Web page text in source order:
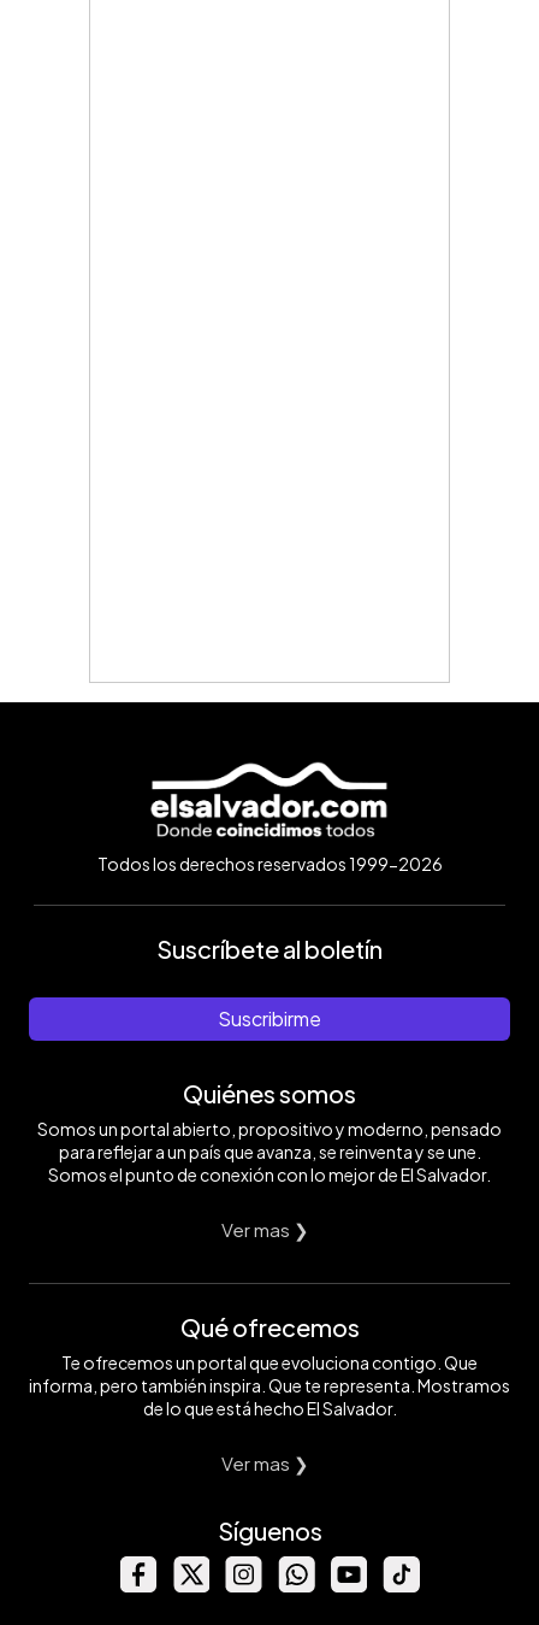
Todos los derechos reservados 1999-2026
Suscríbete al boletín
Suscribirme
Quiénes somos
Somos un portal abierto, propositivo y moderno, pensado
para reflejar a un país que avanza, se reinventa y se une.
Somos el punto de conexión con lo mejor de El Salvador.
Ver mas ❯
Qué ofrecemos
Te ofrecemos un portal que evoluciona contigo. Que
informa, pero también inspira. Que te representa. Mostramos
de lo que está hecho El Salvador.
Ver mas ❯
Síguenos